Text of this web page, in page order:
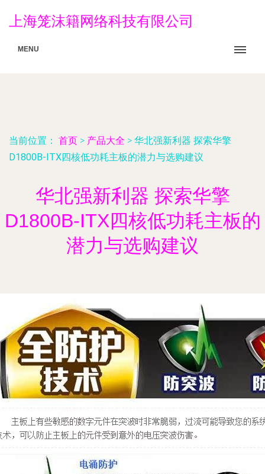
上海笼沫籍网络科技有限公司
MENU
当前位置： 首页 > 产品大全 > 华北强新利器 探索华擎
D1800B-ITX四核低功耗主板的潜力与选购建议
华北强新利器 探索华擎
D1800B-ITX四核低功耗主板的
潜力与选购建议